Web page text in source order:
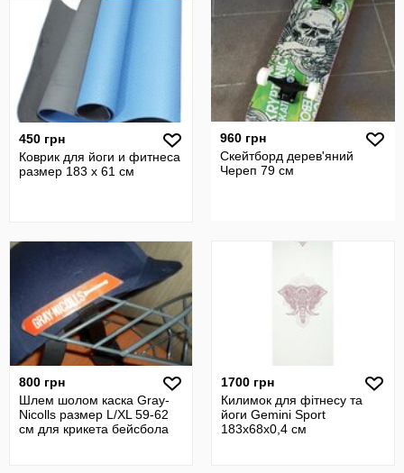
450 грн
Коврик для йоги и фитнеса
размер 183 х 61 см
960 грн
Скейтборд дерев'яний
Череп 79 см
800 грн
Шлем шолом каска Gray-
Nicolls размер L/XL 59-62
см для крикета бейсбола
1700 грн
Килимок для фітнесу та
йоги Gemini Sport
183х68х0,4 см